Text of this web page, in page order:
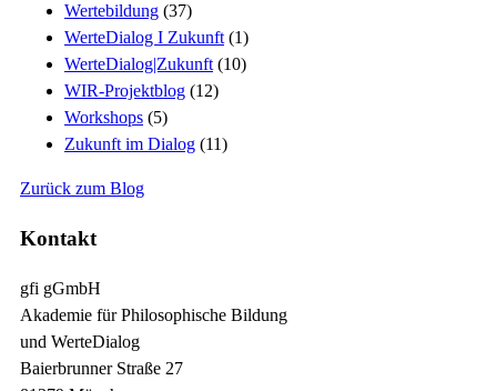
Wertebildung (37)
WerteDialog I Zukunft (1)
WerteDialog|Zukunft (10)
WIR-Projektblog (12)
Workshops (5)
Zukunft im Dialog (11)
Zurück zum Blog
Kontakt
gfi gGmbH
Akademie für Philosophische Bildung
und WerteDialog
Baierbrunner Straße 27